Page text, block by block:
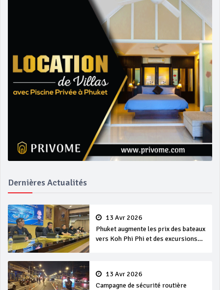
Dernières Actualités
13 Avr 2026
Phuket augmente les prix des bateaux
vers Koh Phi Phi et des excursions
13 Avr 2026
Campagne de sécurité routière